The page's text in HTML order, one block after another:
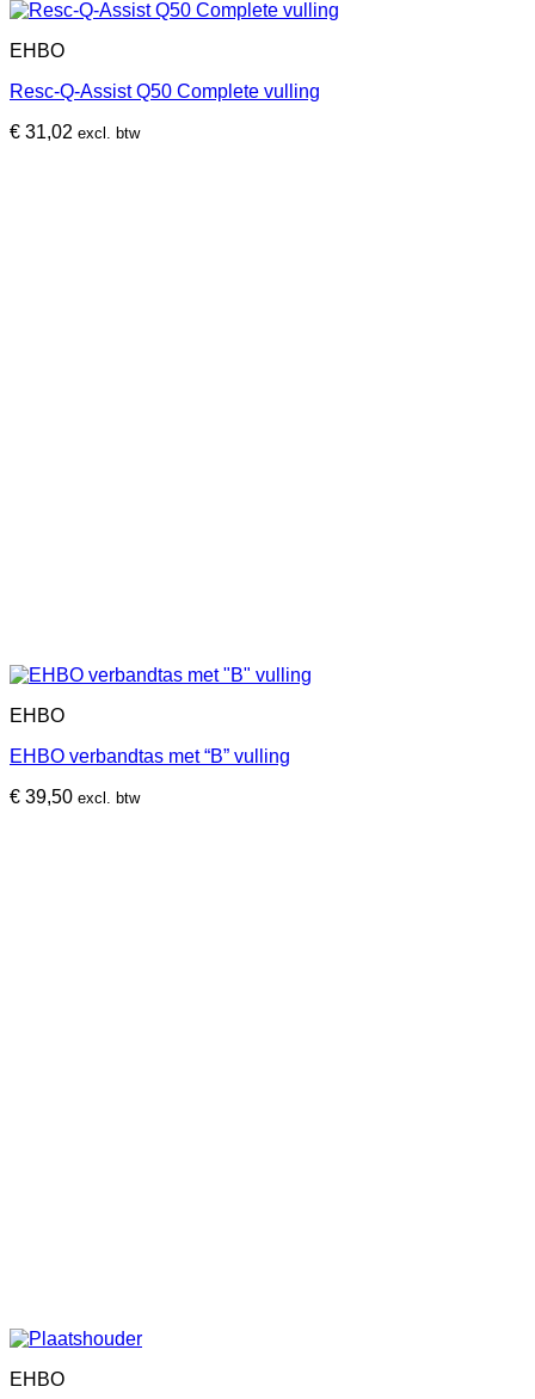
EHBO
Resc-Q-Assist Q50 Complete vulling
€ 31,02 excl. btw
EHBO
EHBO verbandtas met “B” vulling
€ 39,50 excl. btw
EHBO